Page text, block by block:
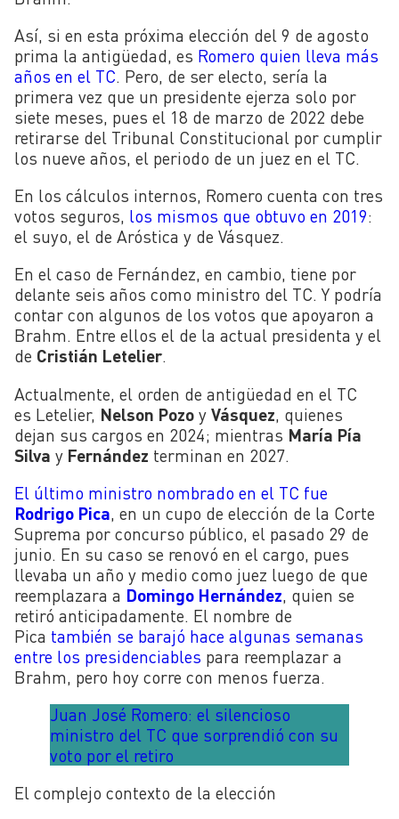
Así, si en esta próxima elección del 9 de agosto
prima la antigüedad, es Romero quien lleva más
años en el TC. Pero, de ser electo, sería la
primera vez que un presidente ejerza solo por
siete meses, pues el 18 de marzo de 2022 debe
retirarse del Tribunal Constitucional por cumplir
los nueve años, el periodo de un juez en el TC.
En los cálculos internos, Romero cuenta con tres
votos seguros, los mismos que obtuvo en 2019:
el suyo, el de Aróstica y de Vásquez.
En el caso de Fernández, en cambio, tiene por
delante seis años como ministro del TC. Y podría
contar con algunos de los votos que apoyaron a
Brahm. Entre ellos el de la actual presidenta y el
de Cristián Letelier.
Actualmente, el orden de antigüedad en el TC
es Letelier, Nelson Pozo y Vásquez , quienes
dejan sus cargos en 2024; mientras María Pía
Silva y Fernández terminan en 2027.
El último ministro nombrado en el TC fue
Rodrigo Pica, en un cupo de elección de la Corte
Suprema por concurso público, el pasado 29 de
junio. En su caso se renovó en el cargo, pues
llevaba un año y medio como juez luego de que
reemplazara a Domingo Hernández, quien se
retiró anticipadamente. El nombre de
Pica también se barajó hace algunas semanas
entre los presidenciables para reemplazar a
Brahm, pero hoy corre con menos fuerza.
Juan José Romero: el silencioso
ministro del TC que sorprendió con su
voto por el retiro
El complejo contexto de la elección